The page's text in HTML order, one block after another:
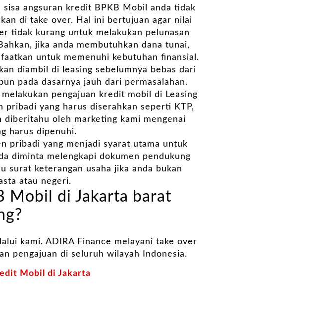
angsuran kredit BPKB Mobil anda tidak
di take over. Hal ini bertujuan agar nilai
tidak kurang untuk melakukan pelunasan
jika anda membutuhkan dana tunai,
untuk memenuhi kebutuhan finansial.
diambil di leasing sebelumnya bebas dari
pada dasarnya jauh dari permasalahan.
pengajuan kredit mobil di Leasing
pribadi yang harus diserahkan seperti KTP,
diberitahu oleh marketing kami mengenai
harus dipenuhi.
pribadi yang menjadi syarat utama untuk
diminta melengkapi dokumen pendukung
surat keterangan usaha jika anda bukan
atau negeri.
Mobil di Jakarta barat
kami. ADIRA Finance melayani take over
pengajuan di seluruh wilayah Indonesia.
Mobil di Jakarta